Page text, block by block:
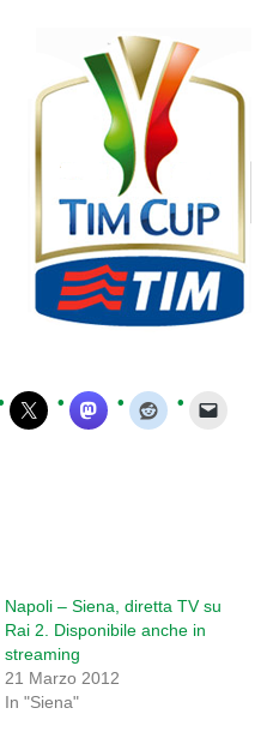
Napoli – Siena, diretta TV su
Rai 2. Disponibile anche in
streaming
21 Marzo 2012
In "Siena"